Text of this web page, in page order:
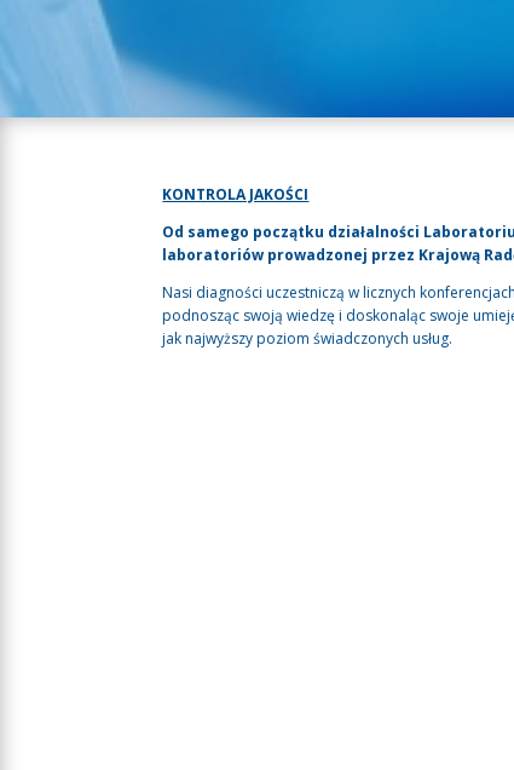
KONTROLA JAKOŚCI
Od samego początku działalności
laboratoriów prowadzonej przez Krajową
Nasi diagności uczestniczą w licznych
podnosząc swoją wiedzę i doskonaląc swoje
jak najwyższy poziom świadczonych usług.